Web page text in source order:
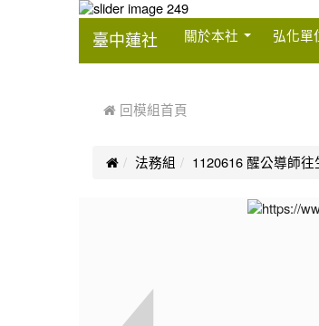
臺中蓮社 關於本社 弘化單
 回模組首頁
法務組 1120616 醒公導師